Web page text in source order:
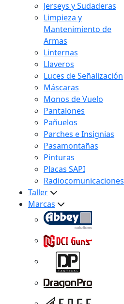
Jerseys y Sudaderas
Limpieza y
Mantenimiento de
Armas
Linternas
Llaveros
Luces de Señalización
Máscaras
Monos de Vuelo
Pantalones
Pañuelos
Parches e Insignias
Pasamontañas
Pinturas
Placas SAPI
Radiocomunicaciones
Taller
Marcas